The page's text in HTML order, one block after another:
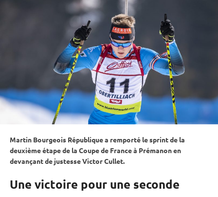
Martin Bourgeois République a remporté lesprintde la
deuxième étape de la Coupe de France à Prémanon en
devançant de justesse Victor Cullet.
Une victoire pour une seconde